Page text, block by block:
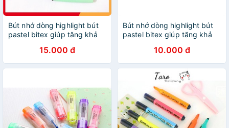
Bút nhớ dòng highlight bút
pastel bitex giúp tăng khả
15.000 đ
Bút nhớ dòng highlight bút
pastel bitex giúp tăng khả
10.000 đ